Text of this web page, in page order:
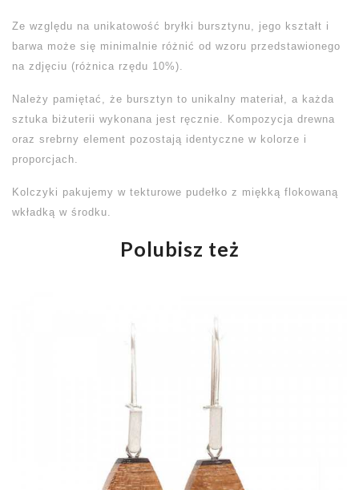
Ze względu na unikatowość bryłki bursztynu, jego kształt i
barwa może się minimalnie różnić od wzoru przedstawionego
na zdjęciu (różnica rzędu 10%).
Należy pamiętać, że bursztyn to unikalny materiał, a każda
sztuka biżuterii wykonana jest ręcznie. Kompozycja drewna
oraz srebrny element pozostają identyczne w kolorze i
proporcjach.
Kolczyki pakujemy w tekturowe pudełko z miękką flokowaną
wkładką w środku.
Polubisz też